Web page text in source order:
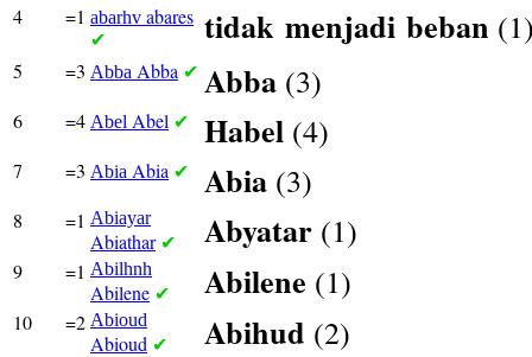
4 =1 abarhv abares
✔ tidak menjadi beban
5 =3 Abba Abba ✔ Abba (3)
6 =4 Abel Abel ✔ Habel (4)
7 =3 Abia Abia ✔ Abia (3)
8 =1 Abiayar
Abiathar ✔ Abyatar (1)
9 =1 Abilhnh
Abilene ✔ Abilene (1)
10 =2 Abioud
Abioud ✔ Abihud (2)